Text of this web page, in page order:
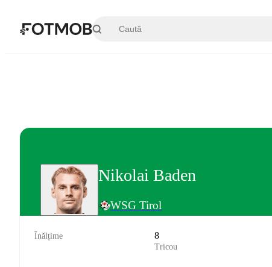
Nikolai Baden
WSG Tirol
Înălțime 8
Tricou